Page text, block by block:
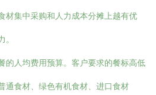
材集中采购和人力成本分摊上越有优
。
的人均费用预算。客户要求的餐标高低
通食材、绿色有机食材、进口食材